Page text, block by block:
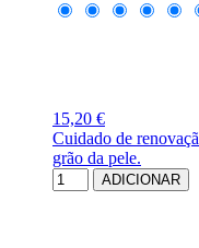
15,20 €
Cuidado de
grão da pele.
ADICIONAR